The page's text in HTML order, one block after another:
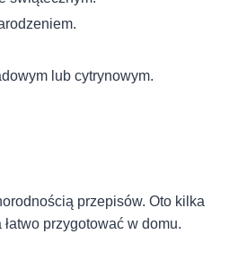
lub cytrynowym.
przepisów. Oto kilka
przygotować w domu.